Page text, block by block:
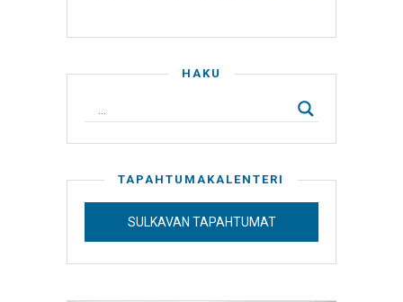
HAKU
TAPAHTUMAKALENTERI
SULKAVAN TAPAHTUMAT